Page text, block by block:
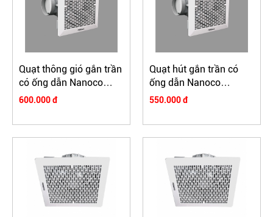
Quạt thông gió gắn trần
có ống dẫn Nanoco
NCV2020-C
600.000 đ
Quạt hút gắn trần có
ống dẫn Nanoco
NCV1520-C
550.000 đ